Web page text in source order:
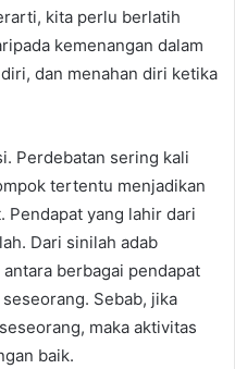
kita perlu berlatih
kemenangan dalam
dan menahan diri ketika
Perdebatan sering kali
tertentu menjadikan
Pendapat yang lahir dari
Dari sinilah adab
berbagai pendapat
Sebab, jika
maka aktivitas
baik.